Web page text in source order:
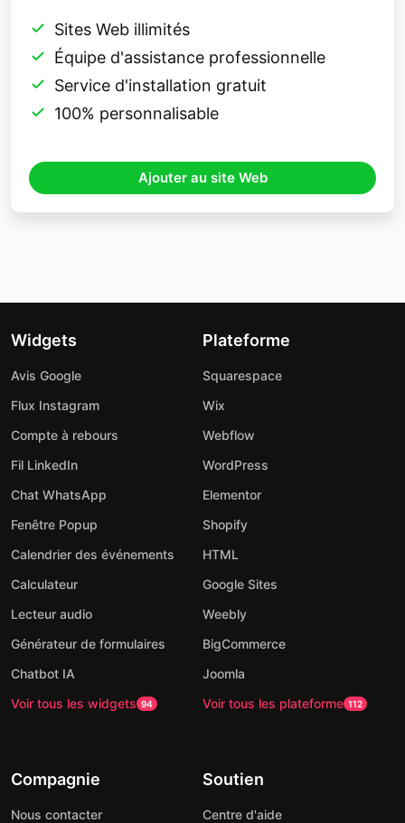
Sites Web illimités
Équipe d'assistance professionnelle
Service d'installation gratuit
100% personnalisable
Ajouter au site Web
Widgets
Avis Google
Flux Instagram
Compte à rebours
Fil LinkedIn
Chat WhatsApp
Fenêtre Popup
Calendrier des événements
Calculateur
Lecteur audio
Générateur de formulaires
Chatbot IA
Voir tous les widgets 94
Plateforme
Squarespace
Wix
Webflow
WordPress
Elementor
Shopify
HTML
Google Sites
Weebly
BigCommerce
Joomla
Voir tous les plateforme 112
Compagnie
Nous contacter
Soutien
Centre d'aide